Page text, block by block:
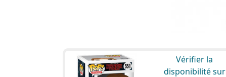
Vérifier la
disponibilité sur